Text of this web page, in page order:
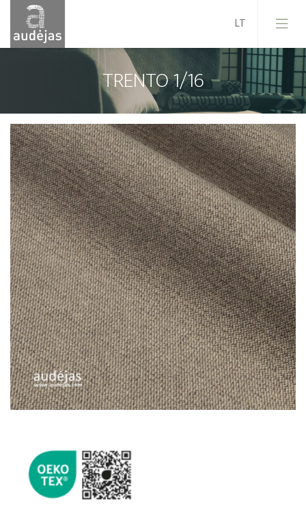
Įmonė
Istorija
Dizainas
Mūsų paslaugos
Kokybė
ES projektai
Karjera
Naujienos
Kontaktai
Pardavimo sąlygos
TRENTO 1/16